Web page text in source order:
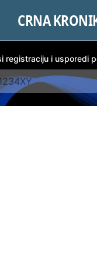
CRNA
registraciju i usporedi